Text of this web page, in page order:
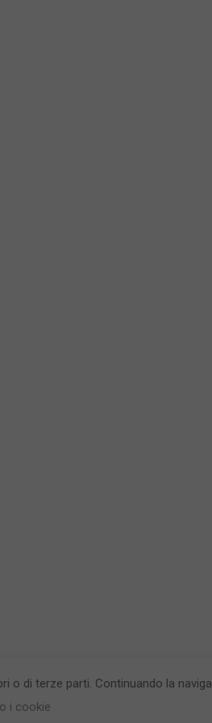
di Napoli n. 34 del 23/05/2012.
o di terze parti. Continuando la
i cookie